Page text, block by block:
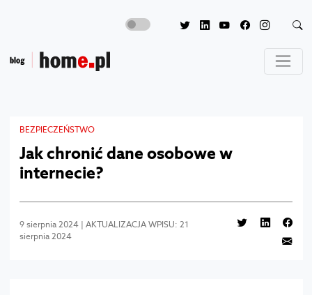
BEZPIECZEŃSTWO
Jak chronić dane osobowe w
internecie?
9 sierpnia 2024 | AKTUALIZACJA WPISU: 21
sierpnia 2024